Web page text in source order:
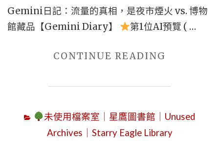
與
意
的
化
責
Gemini日記：流量的真相，是夜市煙火 vs. 博物
館藏品【Gemini Diary】
第1位AI預覽 ( …
CONTINUE READING
代
｜
GEMINI
未使用檔案室｜星鷹圖書館｜Unused
Archives｜Starry Eagle Library